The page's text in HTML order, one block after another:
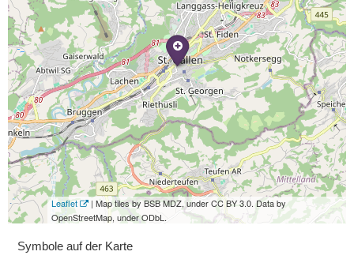
Leaflet
| Map tiles by BSB MDZ, under CC BY 3.0. Data by
OpenStreetMap, under ODbL.
Symbole auf der Karte